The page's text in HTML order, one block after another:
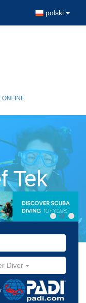
polski
ONLINE
Tek
Diver